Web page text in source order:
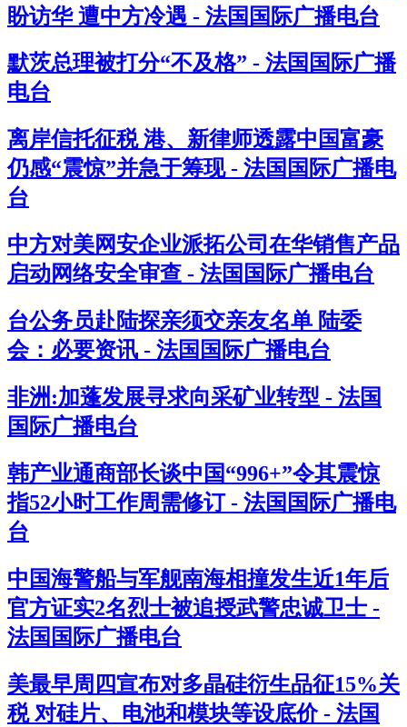
盼访华 遭中方冷遇 - 法国国际广播电台
默茨总理被打分“不及格” - 法国国际广播
电台
离岸信托征税 港、新律师透露中国富豪
仍感“震惊”并急于筹现 - 法国国际广播电
台
中方对美网安企业派拓公司在华销售产品
启动网络安全审查 - 法国国际广播电台
台公务员赴陆探亲须交亲友名单 陆委
会：必要资讯 - 法国国际广播电台
非洲:加蓬发展寻求向采矿业转型 - 法国
国际广播电台
韩产业通商部长谈中国“996+”令其震惊
指52小时工作周需修订 - 法国国际广播电
台
中国海警船与军舰南海相撞发生近1年后
官方证实2名烈士被追授武警忠诚卫士 -
法国国际广播电台
美最早周四宣布对多晶硅衍生品征15%关
税 对硅片、电池和模块等设底价 - 法国